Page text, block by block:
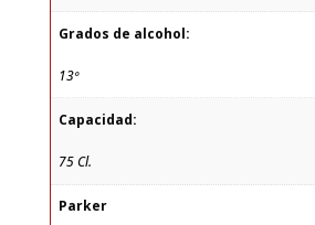
Grados de alcohol:
13º
Capacidad:
75 Cl.
Parker